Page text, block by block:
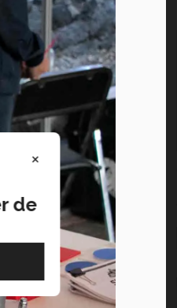
×
de